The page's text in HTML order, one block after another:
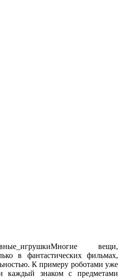
Многие вещи,
в фантастических фильмах,
К примеру роботами уже
каждый знаком с предметами